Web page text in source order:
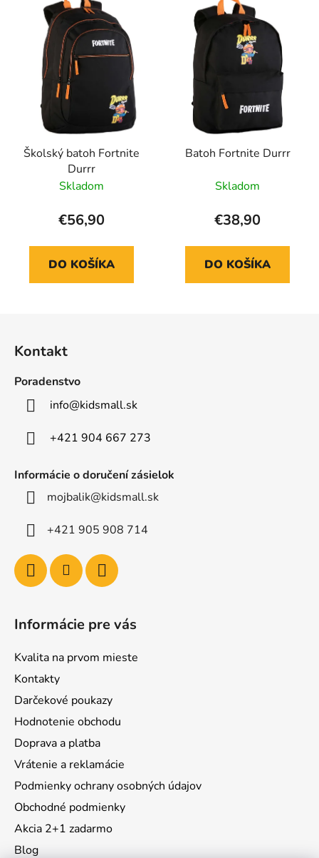
Školský batoh Fortnite
Durrr
Skladom
€56,90
DO KOŠÍKA
Batoh Fortnite Durrr
Skladom
€38,90
DO KOŠÍKA
Kontakt
Poradenstvo
info@kidsmall.sk
+421 904 667 273
Informácie o doručení zásielok
mojbalik@kidsmall.sk
+421 905 908 714
Informácie pre vás
Kvalita na prvom mieste
Kontakty
Darčekové poukazy
Hodnotenie obchodu
Doprava a platba
Vrátenie a reklamácie
Podmienky ochrany osobných údajov
Obchodné podmienky
Akcia 2+1 zadarmo
Blog